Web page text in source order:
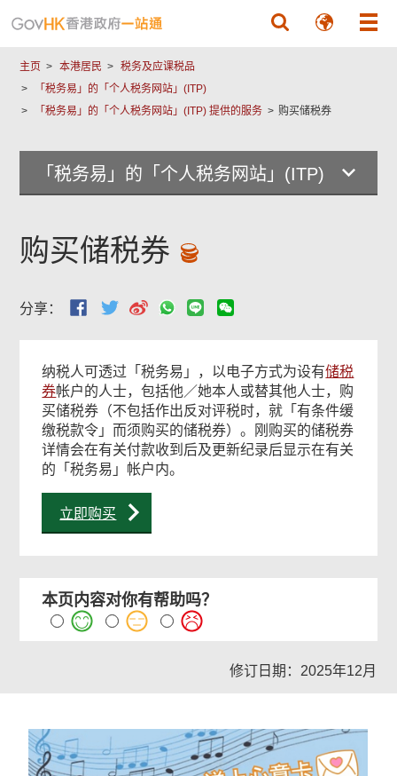
主页 本港居民
税务及应课税品
「税务易」的「个人税务网站」(ITP)
「税务易」的「个人税务网站」(ITP) 提供的服务
购买储税券
「税务易」的「个人税务网站」(ITP)
购买储税券
分享：
纳税人可透过「税务易」，以电子方式为设有储税
券帐户的人士，包括他／她本人或替其他人士，购
买储税券（不包括作出反对评税时，就「有条件缓
缴税款令」而须购买的储税券）。刚购买的储税券
详情会在有关付款收到后及更新纪录后显示在有关
的「税务易」帐户内。
立即购买
本页内容对你有帮助吗？
修订日期：2025年12月